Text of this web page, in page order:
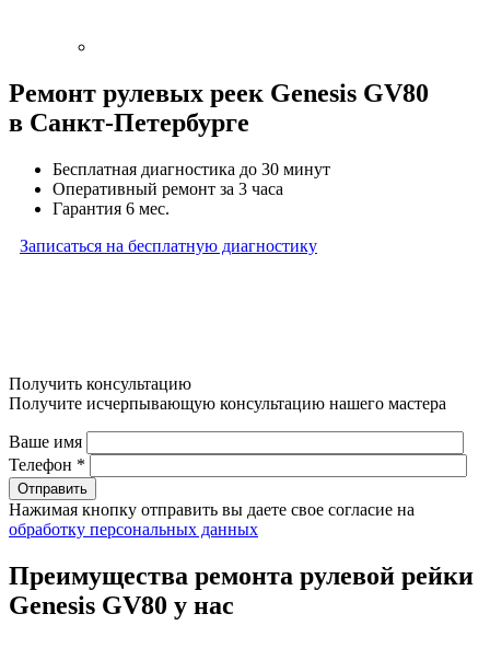
Ремонт рулевых реек Genesis GV80
в Санкт-Петербурге
Бесплатная диагностика до 30 минут
Оперативный ремонт за 3 часа
Гарантия 6 мес.
Записаться на бесплатную диагностику
Получить консультацию
Получите исчерпывающую консультацию нашего мастера
Ваше имя
Телефон *
Нажимая кнопку отправить вы даете свое согласие на
обработку персональных данных
Преимущества ремонта рулевой рейки
Genesis GV80 у нас